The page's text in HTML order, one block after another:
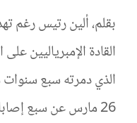
بقلم، ألين رتيس رغم
القادة الإمبرياليين
الذي دمرته سبع
26 مارس عن سبع